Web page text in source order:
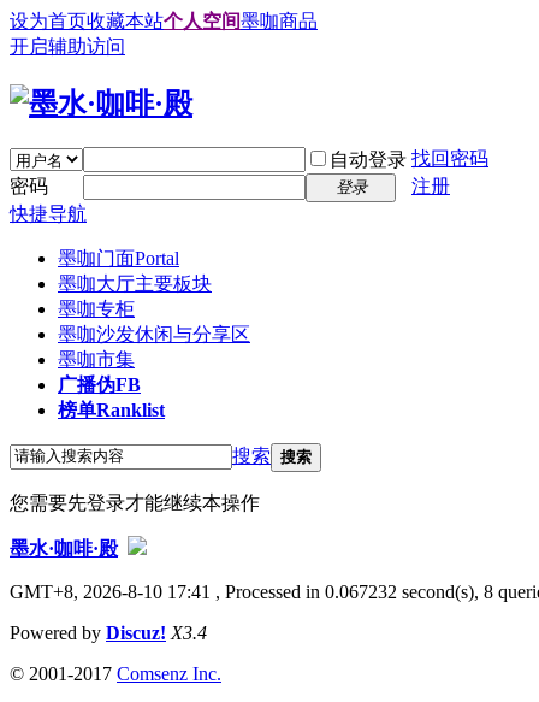
设为首页收藏本站个人空间墨咖商品
开启辅助访问
自动登录 找回密码
密码
登录
注册
快捷导航
墨咖门面Portal
墨咖大厅主要板块
墨咖专柜
墨咖沙发休闲与分享区
墨咖市集
广播伪FB
榜单Ranklist
搜索 搜索
您需要先登录才能继续本操作
墨水·咖啡·殿
GMT+8, 2026-8-10 17:41 , Processed in 0.067232 second(s), 8
Powered by Discuz! X3.4
© 2001-2017 Comsenz Inc.